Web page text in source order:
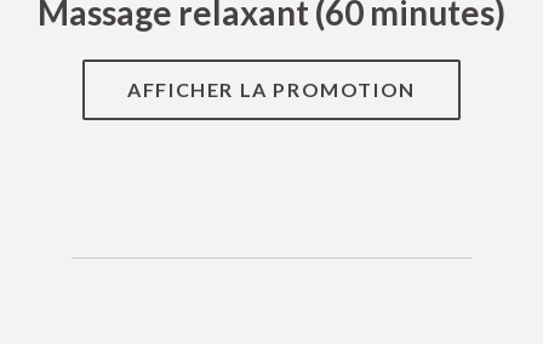
Massage relaxant (60 minutes)